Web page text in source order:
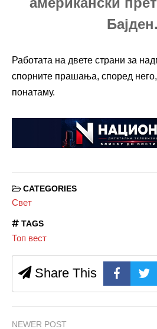
Бајден.
Работата на двете страни за
спорните прашања, според
понатаму.
CATEGORIES
Свет
TAGS
Топ вест
Share This
NEWER POST